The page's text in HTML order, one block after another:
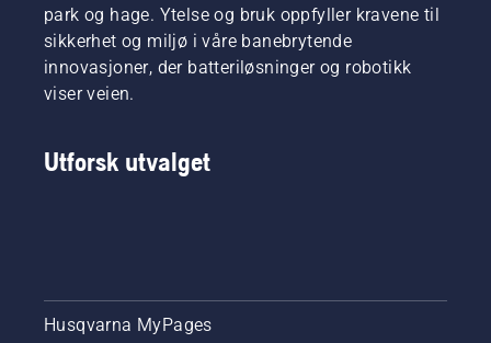
park og hage. Ytelse og bruk oppfyller kravene til
sikkerhet og miljø i våre banebrytende
innovasjoner, der batteriløsninger og robotikk
viser veien.
Utforsk utvalget
Husqvarna MyPages